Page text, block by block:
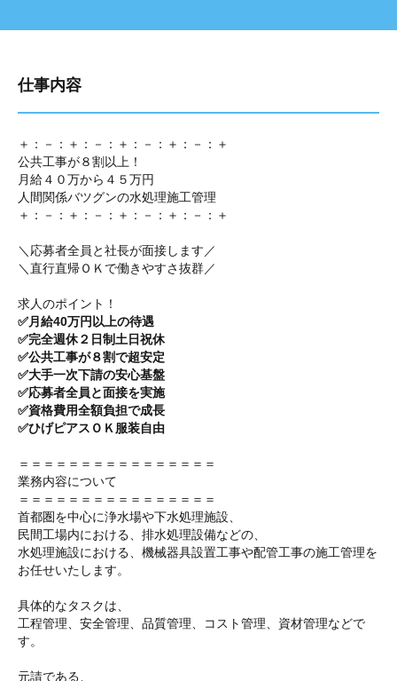
仕事内容
＋：－：＋：－：＋：－：＋：－：＋
公共工事が８割以上！
月給４０万から４５万円
人間関係バツグンの水処理施工管理
＋：－：＋：－：＋：－：＋：－：＋
＼応募者全員と社長が面接します／
＼直行直帰ＯＫで働きやすさ抜群／
求人のポイント！
✅月給40万円以上の待遇
✅完全週休２日制土日祝休
✅公共工事が８割で超安定
✅大手一次下請の安心基盤
✅応募者全員と面接を実施
✅資格費用全額負担で成長
✅ひげピアスＯＫ服装自由
＝＝＝＝＝＝＝＝＝＝＝＝＝＝＝＝
業務内容について
＝＝＝＝＝＝＝＝＝＝＝＝＝＝＝＝
首都圏を中心に浄水場や下水処理施設、
民間工場内における、排水処理設備などの、
水処理施設における、機械器具設置工事や配管工事の施工管理を
お任せいたします。
具体的なタスクは、
工程管理、安全管理、品質管理、コスト管理、資材管理などで
す。
元請である、